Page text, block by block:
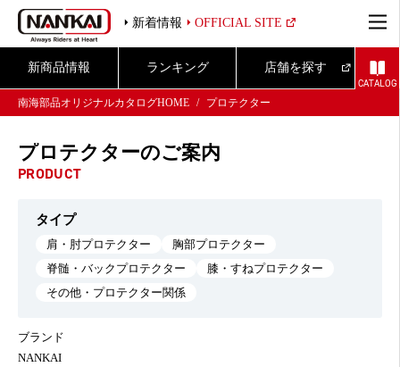
新着情報 OFFICIAL SITE
新商品情報 ランキング 店舗を探す
CATALOG
南海部品オリジナルカタログHOME
プロテクター
プロテクターのご案内
PRODUCT
タイプ
肩・肘プロテクター
胸部プロテクター
脊髄・バックプロテクター
膝・すねプロテクター
その他・プロテクター関係
ブランド
NANKAI